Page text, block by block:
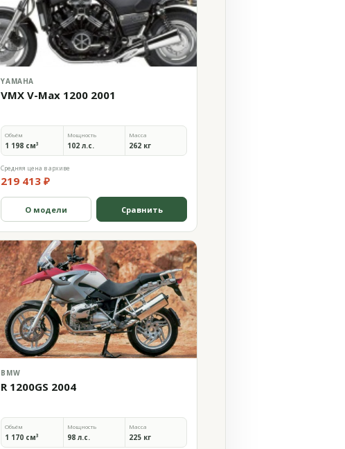
YAMAHA
VMX V-Max 1200 2001
Объём
1 198 см³
Мощность
102 л.с.
Масса
262 кг
Средняя цена в архиве
219 413 ₽
О модели Сравнить
BMW
R 1200GS 2004
Объём
1 170 см³
Мощность
98 л.с.
Масса
225 кг